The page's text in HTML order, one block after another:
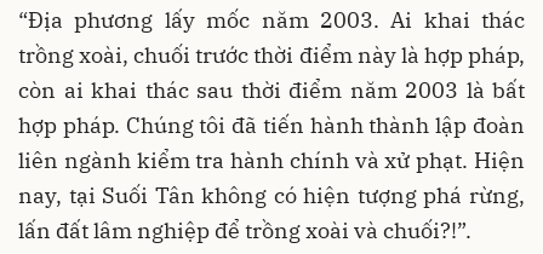
“Địa phương lấy mốc năm 2003. Ai khai thác
trồng xoài, chuối trước thời điểm này là hợp pháp,
còn ai khai thác sau thời điểm năm 2003 là bất
hợp pháp. Chúng tôi đã tiến hành thành lập đoàn
liên ngành kiểm tra hành chính và xử phạt. Hiện
nay, tại Suối Tân không có hiện tượng phá rừng,
lấn đất lâm nghiệp để trồng xoài và chuối?!”.